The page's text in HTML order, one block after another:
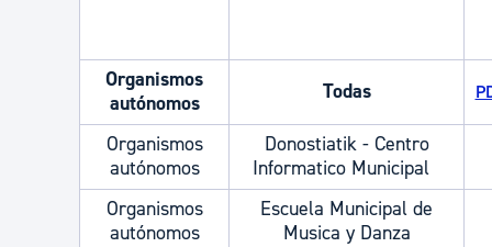
Organismos
autónomos
Todas
Organismos
autónomos
Donostiatik - Centro
Informatico Municipal
Organismos
autónomos
Escuela Municipal de
Musica y Danza